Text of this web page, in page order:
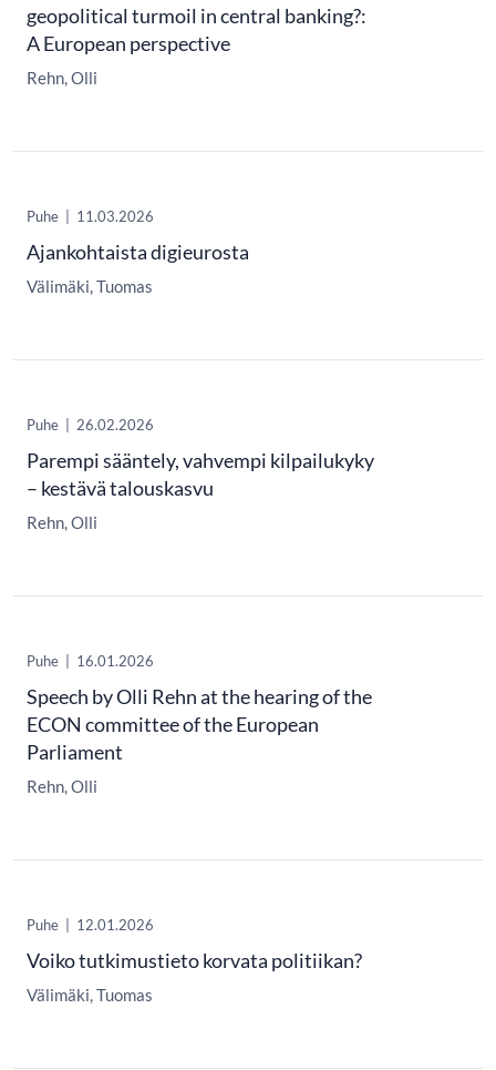
geopolitical turmoil in central banking?:
A European perspective
Rehn, Olli
Puhe | 11.03.2026
Ajankohtaista digieurosta
Välimäki, Tuomas
Puhe 26.02.2026
Parempi sääntely, vahvempi kilpailukyky
– kestävä talouskasvu
Rehn, Olli
Puhe 16.01.2026
Speech by Olli Rehn at the hearing of the
ECON committee of the European
Parliament
Rehn, Olli
Puhe 12.01.2026
Voiko tutkimustieto korvata politiikan?
Välimäki, Tuomas